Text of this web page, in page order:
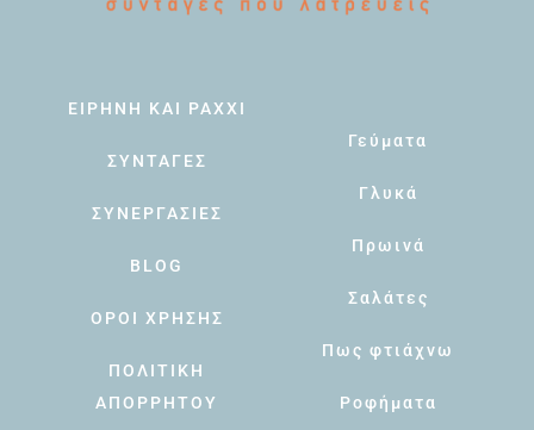
ΕΙΡΗΝΗ ΚΑΙ PAXXI
ΣΥΝΤΑΓΕΣ
ΣΥΝΕΡΓΑΣΙΕΣ
BLOG
ΟΡΟΙ ΧΡΗΣΗΣ
ΠΟΛΙΤΙΚΗ
ΑΠΟΡΡΗΤΟΥ
Γεύματα
Γλυκά
Πρωινά
Σαλάτες
Πως φτιάχνω
Ροφήματα